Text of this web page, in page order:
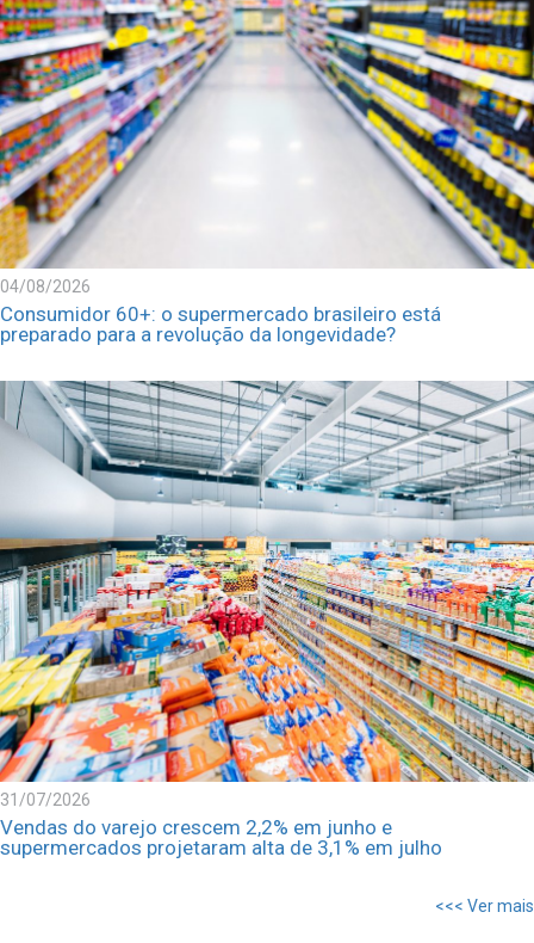
04/08/2026
Consumidor 60+: o supermercado brasileiro está
preparado para a revolução da longevidade?
31/07/2026
Vendas do varejo crescem 2,2% em junho e
supermercados projetaram alta de 3,1% em julho
<<< Ver mais